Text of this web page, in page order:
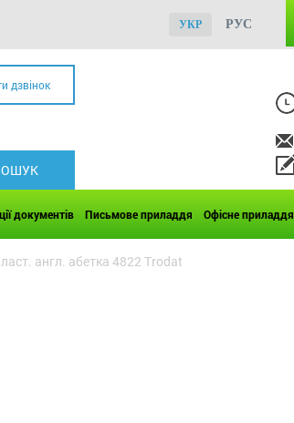
УКР РУС
дзвінок
документів Письмове приладдя Офісне приладдя
англ. абетка 4822 Trodat